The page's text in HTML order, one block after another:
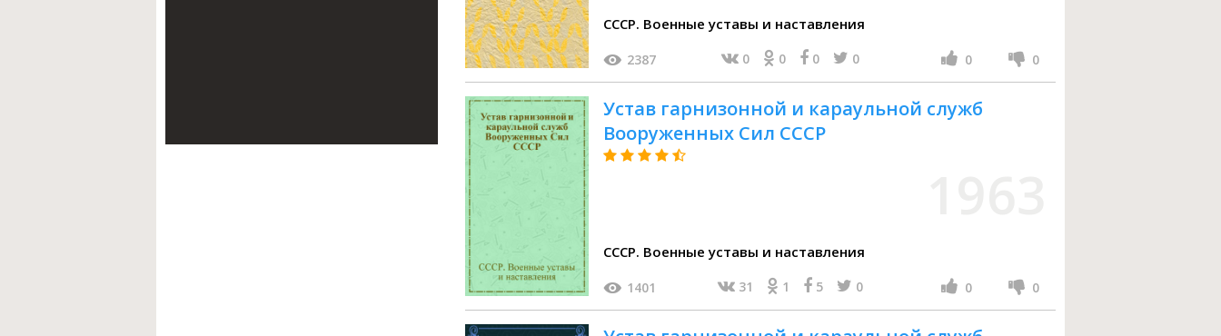
СССР. Военные уставы и наставления
2387 0 0 0 0 0 0
Устав гарнизонной и караульной служб
Вооруженных Сил СССР
СССР. Военные уставы и наставления
1401 31 1 5 0 0 0